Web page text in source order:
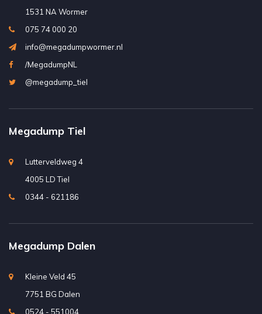
1531 NA Wormer
075 74 000 20
info@megadumpwormer.nl
/MegadumpNL
@megadump_tiel
Megadump Tiel
Lutterveldweg 4
4005 LD Tiel
0344 - 621186
Megadump Dalen
Kleine Veld 45
7751 BG Dalen
0524 - 551004